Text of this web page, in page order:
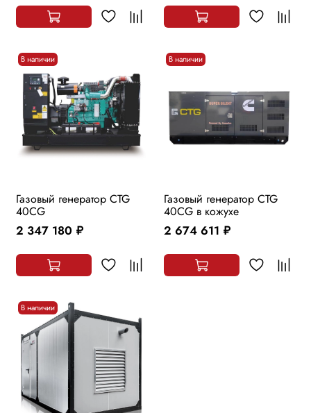
В наличии
Газовый генератор CTG
40CG
2 347 180 руб.
В наличии
Газовый генератор CTG
40CG в кожухе
2 674 611 руб.
В наличии